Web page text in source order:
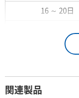
16 ～ 20日
26日 ～ 1ヶ月
関連製品